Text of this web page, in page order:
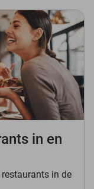
in en
restaurants in de